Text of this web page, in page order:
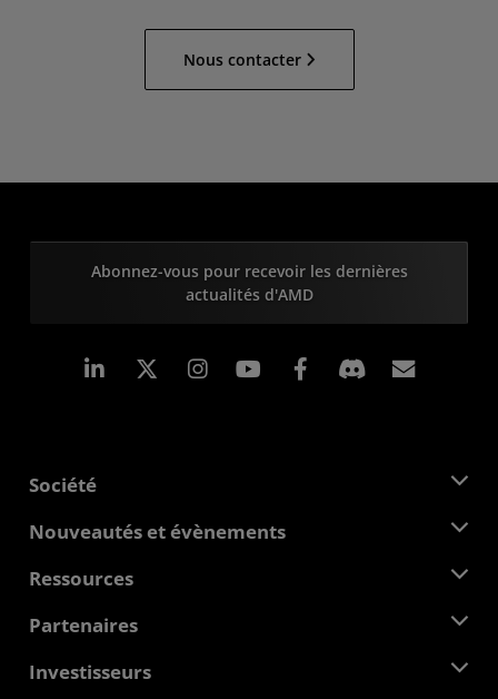
Nous contacter
Abonnez-vous pour recevoir les dernières
actualités d'AMD
LinkedIn Instagram Facebook
Société
À propos d'AMD
Responsabilité d'entreprise
Carrières
Nous contacter
Nouveautés et évènements
Salle de presse
Médiathèque
Ressources
Centre pour les développeurs
Études de cas
Partenaires
Hub partenaires AMD
Investisseurs